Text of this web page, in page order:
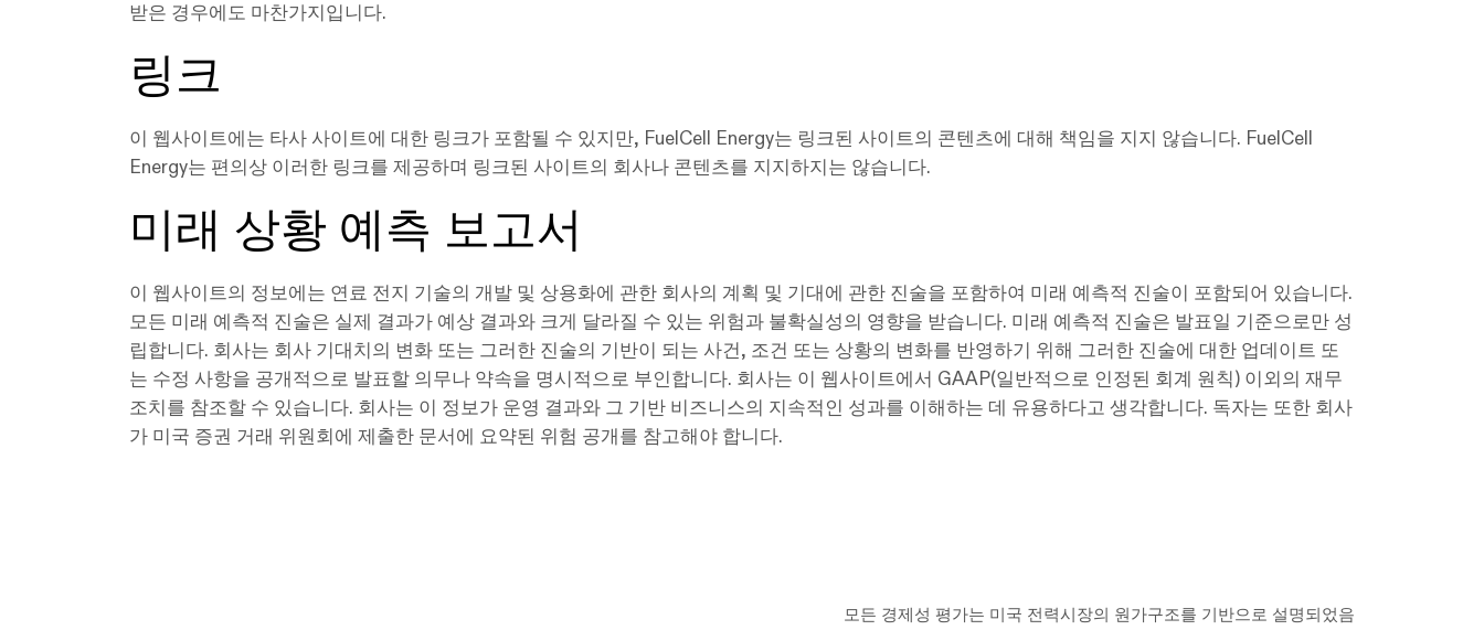
받은 경우에도 마찬가지입니다.
링크
이 웹사이트에는 타사 사이트에 대한 링크가 포함될 수 있지만, FuelCell Energy는 링크된 사이트의 콘텐츠에 대해 책임을 지지 않습니다. FuelCell
Energy는 편의상 이러한 링크를 제공하며 링크된 사이트의 회사나 콘텐츠를 지지하지는 않습니다.
미래 상황 예측 보고서
이 웹사이트의 정보에는 연료 전지 기술의 개발 및 상용화에 관한 회사의 계획 및 기대에 관한 진술을 포함하여 미래 예측적 진술이 포함되어 있습니다.
모든 미래 예측적 진술은 실제 결과가 예상 결과와 크게 달라질 수 있는 위험과 불확실성의 영향을 받습니다. 미래 예측적 진술은 발표일 기준으로만 성
립합니다. 회사는 회사 기대치의 변화 또는 그러한 진술의 기반이 되는 사건, 조건 또는 상황의 변화를 반영하기 위해 그러한 진술에 대한 업데이트 또
는 수정 사항을 공개적으로 발표할 의무나 약속을 명시적으로 부인합니다. 회사는 이 웹사이트에서 GAAP(일반적으로 인정된 회계 원칙) 이외의 재무
조치를 참조할 수 있습니다. 회사는 이 정보가 운영 결과와 그 기반 비즈니스의 지속적인 성과를 이해하는 데 유용하다고 생각합니다. 독자는 또한 회사
가 미국 증권 거래 위원회에 제출한 문서에 요약된 위험 공개를 참고해야 합니다.
모든 경제성 평가는 미국 전력시장의 원가구조를 기반으로 설명되었음